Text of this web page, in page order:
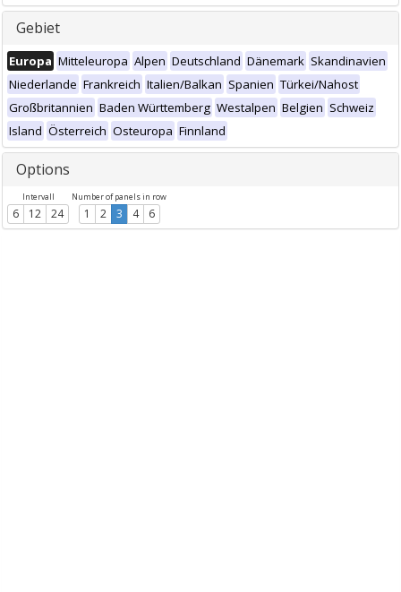
Gebiet
Europa Mitteleuropa Alpen Deutschland Dänemark Skandinavien
Niederlande Frankreich Italien/Balkan Spanien Türkei/Nahost
Großbritannien Baden Württemberg Westalpen Belgien Schweiz
Island Österreich Osteuropa Finnland
Options
Intervall
6 12 24
Number of panels in row
1 2 3 4 6